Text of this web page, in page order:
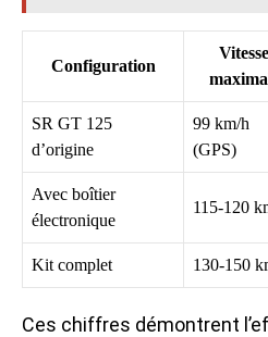
Configuration
Vitesse
SR GT 125
d’origine
99 km/h
(GPS)
Avec boîtier
électronique
115-120
Kit complet 130-150
Ces chiffres démontrent